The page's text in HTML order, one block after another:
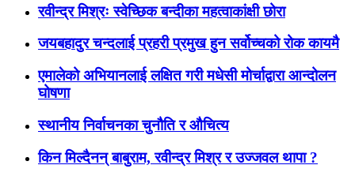
रवीन्द्र मिश्रः स्वेच्छिक बन्दीका महत्वाकांक्षी छोरा
जयबहादुर चन्दलाई प्रहरी प्रमुख हुन सर्वोच्चको रोक कायमै
एमालेको अभियानलाई लक्षित गरी मधेसी मोर्चाद्वारा आन्दोलन
घोषणा
स्थानीय निर्वाचनका चुनौति र औचित्य
किन मिल्दैनन् बाबुराम, रवीन्द्र मिश्र र उज्जवल थापा ?